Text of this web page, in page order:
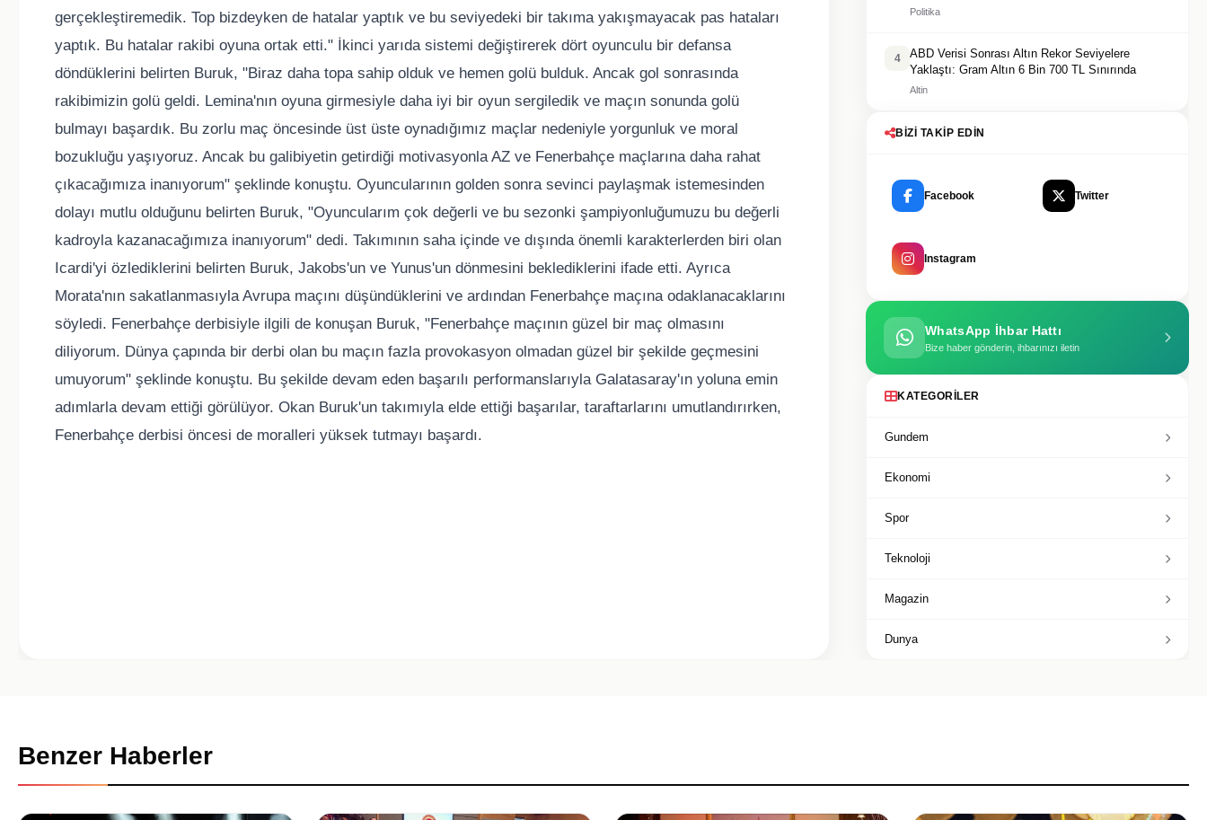
gerçekleştiremedik. Top bizdeyken de hatalar yaptık ve bu seviyedeki bir takıma yakışmayacak pas hataları
yaptık. Bu hatalar rakibi oyuna ortak etti." İkinci yarıda sistemi değiştirerek dört oyunculu bir defansa
döndüklerini belirten Buruk, "Biraz daha topa sahip olduk ve hemen golü bulduk. Ancak gol sonrasında
rakibimizin golü geldi. Lemina'nın oyuna girmesiyle daha iyi bir oyun sergiledik ve maçın sonunda golü
bulmayı başardık. Bu zorlu maç öncesinde üst üste oynadığımız maçlar nedeniyle yorgunluk ve moral
bozukluğu yaşıyoruz. Ancak bu galibiyetin getirdiği motivasyonla AZ ve Fenerbahçe maçlarına daha rahat
çıkacağımıza inanıyorum" şeklinde konuştu. Oyuncularının golden sonra sevinci paylaşmak istemesinden
dolayı mutlu olduğunu belirten Buruk, "Oyuncularım çok değerli ve bu sezonki şampiyonluğumuzu bu değerli
kadroyla kazanacağımıza inanıyorum" dedi. Takımının saha içinde ve dışında önemli karakterlerden biri olan
Icardi'yi özlediklerini belirten Buruk, Jakobs'un ve Yunus'un dönmesini beklediklerini ifade etti. Ayrıca
Morata'nın sakatlanmasıyla Avrupa maçını düşündüklerini ve ardından Fenerbahçe maçına odaklanacaklarını
söyledi. Fenerbahçe derbisiyle ilgili de konuşan Buruk, "Fenerbahçe maçının güzel bir maç olmasını
diliyorum. Dünya çapında bir derbi olan bu maçın fazla provokasyon olmadan güzel bir şekilde geçmesini
umuyorum" şeklinde konuştu. Bu şekilde devam eden başarılı performanslarıyla Galatasaray'ın yoluna emin
adımlarla devam ettiği görülüyor. Okan Buruk'un takımıyla elde ettiği başarılar, taraftarlarını umutlandırırken,
Fenerbahçe derbisi öncesi de moralleri yüksek tutmayı başardı.
Politika
4
ABD Verisi Sonrası Altın Rekor Seviyelere
Yaklaştı: Gram Altın 6 Bin 700 TL Sınırında
Altin
BIZI TAKIP EDIN
Facebook Twitter
Instagram
WhatsApp İhbar Hattı
Bize haber gönderin, ihbarınızı iletin
KATEGORILER
Gundem
Ekonomi
Spor
Teknoloji
Magazin
Dunya
Benzer Haberler